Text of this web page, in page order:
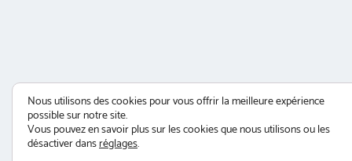
Nous utilisons des cookies pour vous offrir la meilleure expérience
possible sur notre site.
Vous pouvez en savoir plus sur les cookies que nous utilisons ou les
désactiver dansréglages.